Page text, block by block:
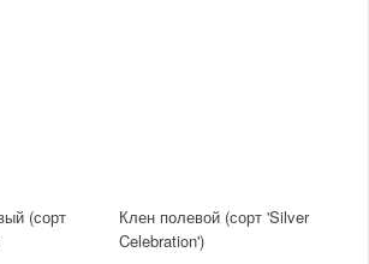
(сорт
Клен полевой (сорт 'Silver
Celebration')